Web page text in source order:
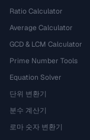
Ratio Calculator
Average Calculator
GCD & LCM Calculator
Prime Number Tools
Equation Solver
단위 변환기
분수 계산기
로마 숫자 변환기